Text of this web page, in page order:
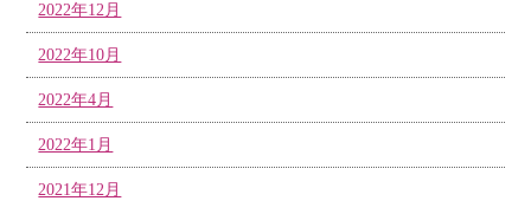
2022年12月
2022年10月
2022年4月
2022年1月
2021年12月